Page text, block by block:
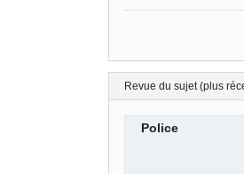
Revue du sujet (plus
Police